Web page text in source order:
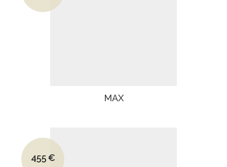
Le prix actuel est : 730€.
MAX
Le prix initial était : 660€.
455€